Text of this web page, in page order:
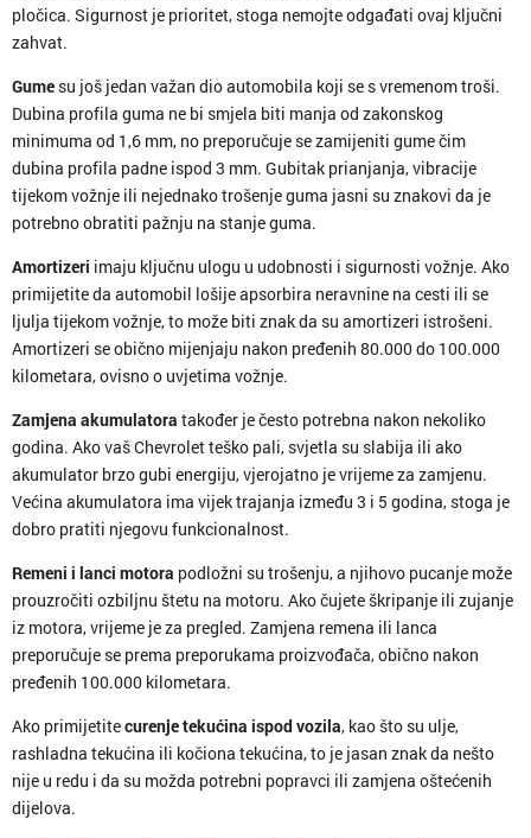
pločica. Sigurnost je prioritet, stoga nemojte odgađati ovaj ključni
zahvat.
Gume su još jedan važan dio automobila koji se s vremenom troši.
Dubina profila guma ne bi smjela biti manja od zakonskog
minimuma od 1,6 mm, no preporučuje se zamijeniti gume čim
dubina profila padne ispod 3 mm. Gubitak prianjanja, vibracije
tijekom vožnje ili nejednako trošenje guma jasni su znakovi da je
potrebno obratiti pažnju na stanje guma.
Amortizeri imaju ključnu ulogu u udobnosti i sigurnosti vožnje. Ako
primijetite da automobil lošije apsorbira neravnine na cesti ili se
ljulja tijekom vožnje, to može biti znak da su amortizeri istrošeni.
Amortizeri se obično mijenjaju nakon pređenih 80.000 do 100.000
kilometara, ovisno o uvjetima vožnje.
Zamjena akumulatora također je često potrebna nakon nekoliko
godina. Ako vaš Chevrolet teško pali, svjetla su slabija ili ako
akumulator brzo gubi energiju, vjerojatno je vrijeme za zamjenu.
Većina akumulatora ima vijek trajanja između 3 i 5 godina, stoga je
dobro pratiti njegovu funkcionalnost.
Remeni i lanci motora podložni su trošenju, a njihovo pucanje može
prouzročiti ozbiljnu štetu na motoru. Ako čujete škripanje ili zujanje
iz motora, vrijeme je za pregled. Zamjena remena ili lanca
preporučuje se prema preporukama proizvođača, obično nakon
pređenih 100.000 kilometara.
Ako primijetitecurenje tekućina ispod vozila, kao što su ulje,
rashladna tekućina ili kočiona tekućina, to je jasan znak da nešto
nije u redu i da su možda potrebni popravci ili zamjena oštećenih
dijelova.